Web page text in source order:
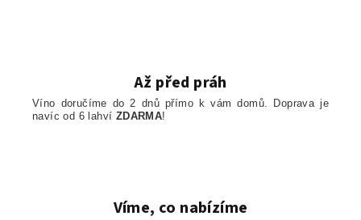
Až před práh
Víno doručíme do 2 dnů přímo k vám domů. Doprava je
navíc od 6 lahví ZDARMA!
Víme, co nabízíme